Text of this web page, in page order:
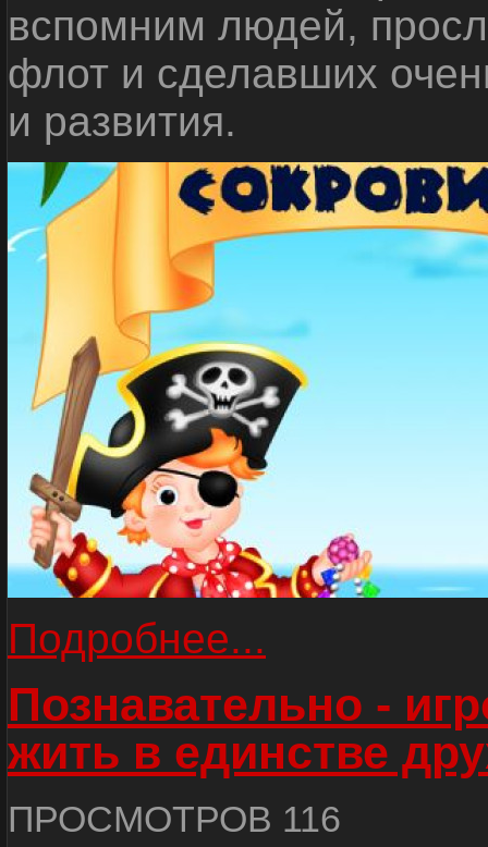
вспомним людей,
флот и сделавших
и развития.
Подробнее...
Познавательно -
жить в единстве
ПРОСМОТРОВ 116